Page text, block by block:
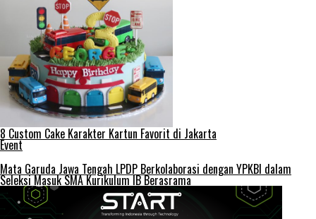
8 Custom Cake Karakter Kartun Favorit di Jakarta
Event
Mata Garuda Jawa Tengah LPDP Berkolaborasi dengan YPKBI dalam
Seleksi Masuk SMA Kurikulum IB Berasrama